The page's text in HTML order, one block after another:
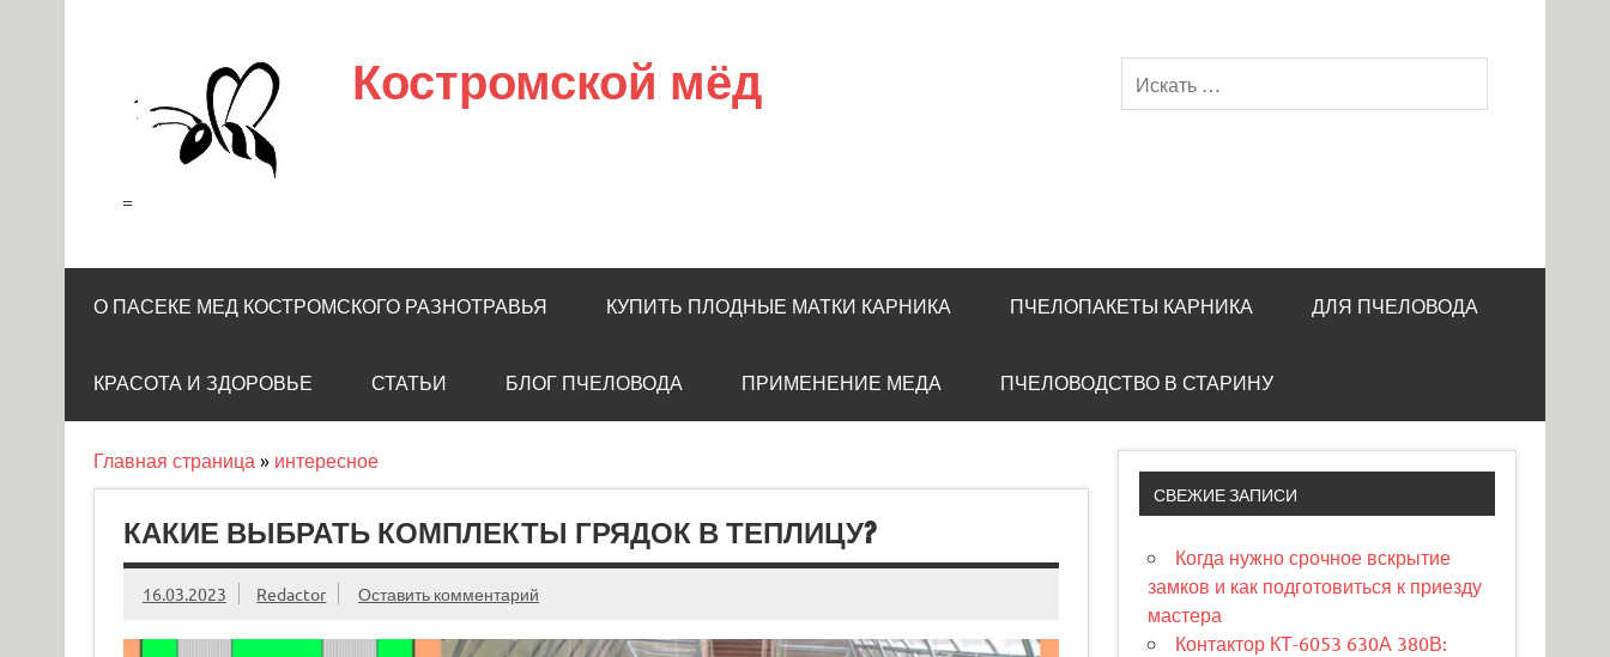
Костромской мёд
=
О ПАСЕКЕ МЕД КОСТРОМСКОГО РАЗНОТРАВЬЯ КУПИТЬ ПЛОДНЫЕ МАТКИ КАРНИКА ПЧЕЛОПАКЕТЫ КАРНИКА ДЛЯ ПЧЕЛОВОДА
КРАСОТА И ЗДОРОВЬЕ СТАТЬИ БЛОГ ПЧЕЛОВОДА ПРИМЕНЕНИЕ МЕДА ПЧЕЛОВОДСТВО В СТАРИНУ
Главная страница » интересное
КАКИЕ ВЫБРАТЬ КОМПЛЕКТЫ ГРЯДОК В ТЕПЛИЦУ?
16.03.2023 Redactor Оставить комментарий
СВЕЖИЕ ЗАПИСИ
Когда нужно срочное вскрытие
замков и как подготовиться к приезду
мастера
Контактор КТ-6053 630А 380В: